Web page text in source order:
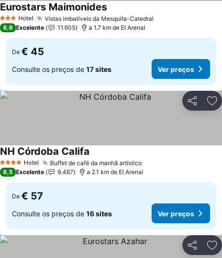
3 EstrelasHotel Vistas imbatíveis da Mesquita-Catedral
Eurostars Maimonides
8,6 Excelente 11.605 a 1.7 km de El Arenal
De € 45
Consulte os preços de 17 sites Ver preços
Partilhar
4 EstrelasHotel Buffet de café da manhã artístico
NH Córdoba Califa
8,5 Excelente 9.487 a 2.1 km de El Arenal
De € 57
Consulte os preços de 16 sites Ver preços
Partilhar